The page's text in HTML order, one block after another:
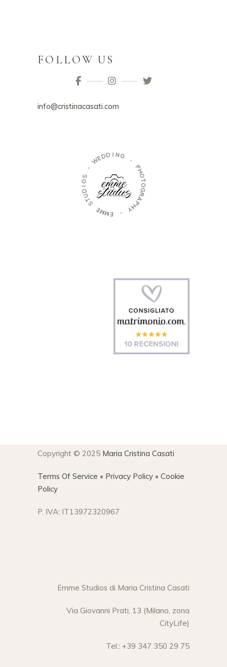
FOLLOW US
info@cristinacasati.com
-
WEDD NG
-
P
H
O
T
O
G
R
A
P
H
Y
-
E
M
M
E
S
T
U
D
O
S
Copyright © 2025 Maria Cristina Casati
Terms Of Service • Privacy Policy • Cookie
Policy
P. IVA: IT13972320967
Emme Studios di Maria Cristina Casati
Via Giovanni Prati, 13 (Milano, zona
CityLife)
Tel.: +39 347 350 29 75